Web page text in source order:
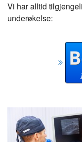
Vi har alltid
underøkelse: